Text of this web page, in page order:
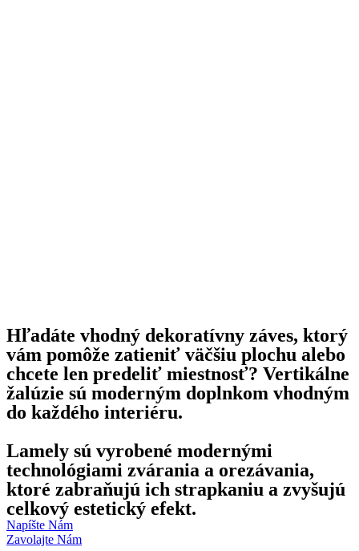
Hľadáte vhodný dekoratívny záves, ktorý
vám pomôže zatieniť väčšiu plochu alebo
chcete len predeliť miestnosť? Vertikálne
žalúzie sú moderným doplnkom vhodným
do každého interiéru.
Lamely sú vyrobené modernými
technológiami zvárania a orezávania,
ktoré zabraňujú ich strapkaniu a zvyšujú
celkový estetický efekt.
Napíšte Nám
Zavolajte Nám